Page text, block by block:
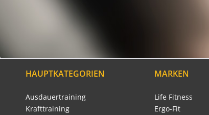
HAUPTKATEGORIEN
Ausdauertraining
Krafttraining
MARKEN
Life Fitness
Ergo-Fit